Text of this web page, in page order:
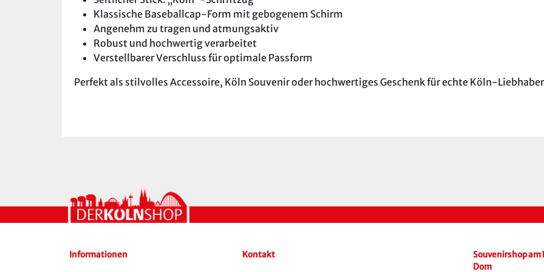
Klassische Baseballcap-Form mit gebogenem Schirm
Angenehm zu tragen und atmungsaktiv
Robust und hochwertig verarbeitet
Verstellbarer Verschluss für optimale Passform
Perfekt als stilvolles Accessoire, Köln Souvenir oder hochwertiges Geschenk für echte Köln-
Informationen Kontakt
Souvenirshop am
Dom